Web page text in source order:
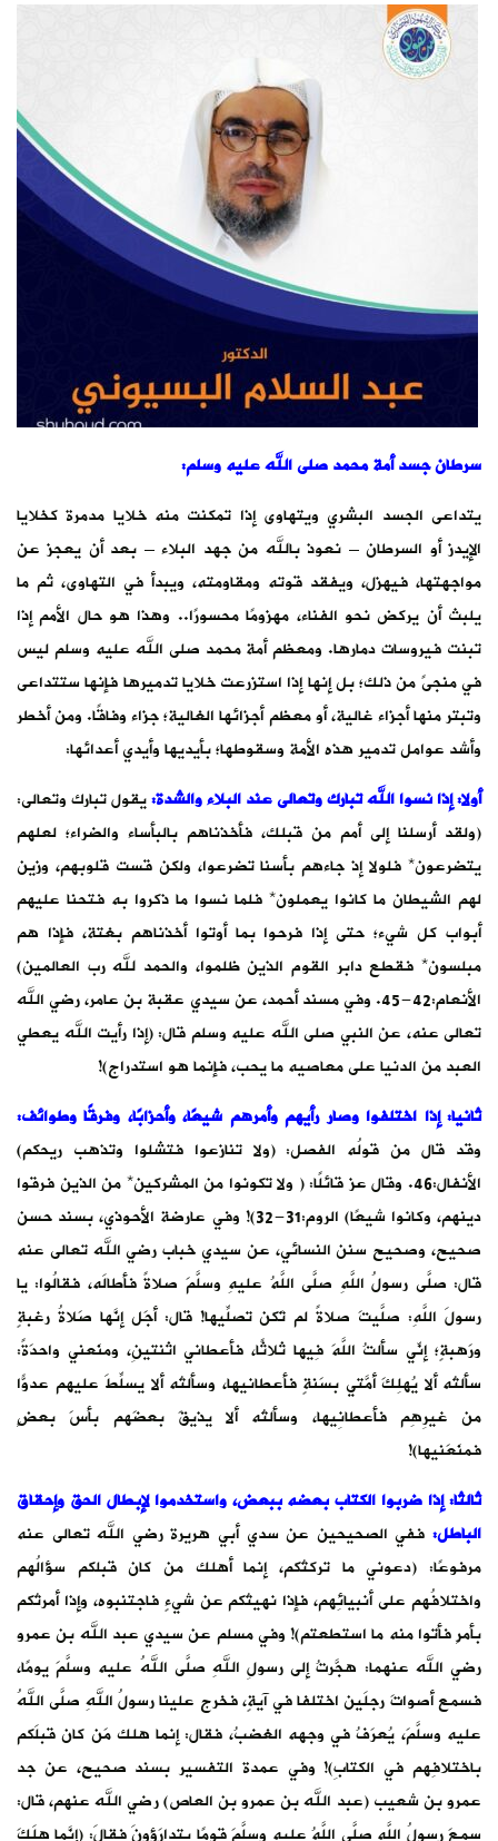
سرطان جسد أمة محمد صلى الله عليه وسلم:
يتداعى الجسد البشري ويتهاوى إذا تمكنت منه خلايا مدمرة كخلايا
الإيدز أو السرطان – نعوذ بالله من جهد البلاء – بعد أن يعجز عن
مواجهتها، فيهزل، ويفقد قوته ومقاومته، ويبدأ في التهاوى، ثم ما
يلبث أن يركض نحو الفناء، مهزومًا محسورًا.. وهذا هو حال الأمم إذا
تبنت فيروسات دمارها. ومعظم أمة محمد صلى الله عليه وسلم ليس
في منجىً من ذلك؛ بل إنها إذا استزرعت خلايا تدميرها فإنها ستتداعى
وتبتر منها أجزاء غالية، أو معظم أجزائها الغالية؛ جزاء وفاقًا. ومن أخطر
وأشد عوامل تدمير هذه الأمة وسقوطها؛ بأيديها وأيدي أعدائها:
أولا: إذا نسوا الله تبارك وتعالى عند البلاء والشدة:يقول تبارك وتعالى:
(ولقد أرسلنا إلى أمم من قبلك، فأخذناهم بالبأساء والضراء؛ لعلهم
يتضرعون* فلولا إذ جاءهم بأسنا تضرعوا، ولكن قست قلوبهم، وزين
لهم الشيطان ما كانوا يعملون* فلما نسوا ما ذكروا به فتحنا عليهم
أبواب كل شيء؛ حتى إذا فرحوا بما أوتوا أخذناهم بغتة، فإذا هم
مبلسون* فقطع دابر القوم الذين ظلموا، والحمد لله رب العالمين)
الأنعام:42-45. وفي مسند أحمد، عن سيدي عقبة بن عامر، رضي الله
تعالى عنه، عن النبي صلى الله عليه وسلم قال: (إذا رأيت الله يعطي
العبد من الدنيا على معاصيه ما يحب، فإنما هو استدراج)!
ثانيا: إذا اختلفوا وصار رأيهم وأمرهم شيعًا، وأحزابًا، وفرقًا وطوائف:
وقد قال من قولُه الفصل: (ولا تنازعوا فتشلوا وتذهب ريحكم)
الأنفال:46. وقال عز قائلًا: ( ولا تكونوا من المشركين* من الذين فرقوا
دينهم، وكانوا شيعًا) الروم:31-32)! وفي عارضة الأحوذي، بسند حسن
صحيح، وصحيح سنن النسائي، عن سيدي خباب رضي الله تعالى عنه
قال: صلَّى رسولُ اللَّهِ صلَّى اللَّهُ عليهِ وسلَّمَ صلاةً فأطالَه، فقالُوا: يا
رسولَ اللَّهِ: صلَّيتَ صلاةً لم تَكن تصلِّيها! قال: أجَل إنَّها صَلاةُ رغبةٍ
ورَهبةٍ؛ إنِّي سألتُ اللَّهَ فِيها ثلاثًا، فأعطاني اثنتينِ، ومنَعني واحدَةً:
سألتُه ألا يُهلِكَ أمَّتي بسَنةٍ فأعطانيها، وسألتُه ألا يسلِّطَ عليهم عدوًّا
من غيرِهِم فأعطانِيها، وسألتُه ألا يذيقَ بعضَهم بأسَ بعضٍ
فمنَعَنيها)!
ثالثا: إذا ضربوا الكتاب بعضه ببعض، واستخدموا لإبطال الحق وإحقاق
الباطل: ففي الصحيحين عن سدي أبي هريرة رضي الله تعالى عنه
مرفوعًا: (دعوني ما تركتُكم، إنما أهلك من كان قبلكم سؤالُهم
واختلافُهم على أنبيائِهم، فإذا نهيتُكم عن شيءٍ فاجتنبوه، وإذا أمرتُكم
بأمرٍ فأتوا منه ما استطعتم)! وفي مسلم عن سيدي عبد الله بن عمرو
رضي الله عنهما: هجَّرتُ إلى رسولِ اللهِ صلَّى اللهُ عليه وسلَّمَ يومًا،
فسمع أصواتَ رجلَين اختلفا في آيةٍ، فخرج علينا رسولُ اللهِ صلَّى اللهُ
عليه وسلَّمَ، يُعرَفُ في وجهه الغضبُ، فقال: إنما هلك مَن كان قبلَكم
باختلافِهم في الكتابِ)! وفي عمدة التفسير بسند صحيح، عن جد
عمرو بن شعيب (عبد الله بن عمرو بن العاص) رضي الله عنهم، قال: